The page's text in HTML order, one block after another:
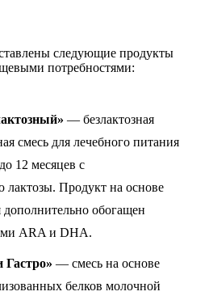
следующие продукты
потребностями:
— безлактозная
смесь для лечебного питания
12 месяцев с
лактозы. Продукт на основе
дополнительно обогащен
ARA и DHA.
Гастро» — смесь на основе
белков молочной